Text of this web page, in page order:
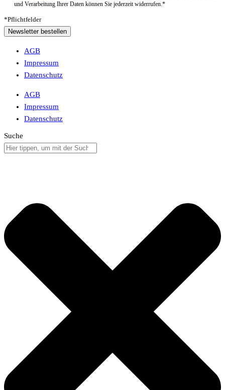
und Verarbeitung Ihrer Daten können Sie jederzeit widerrufen.*
*Pflichtfelder
Newsletter bestellen
AGB
Impressum
Datenschutz
AGB
Impressum
Datenschutz
Suche